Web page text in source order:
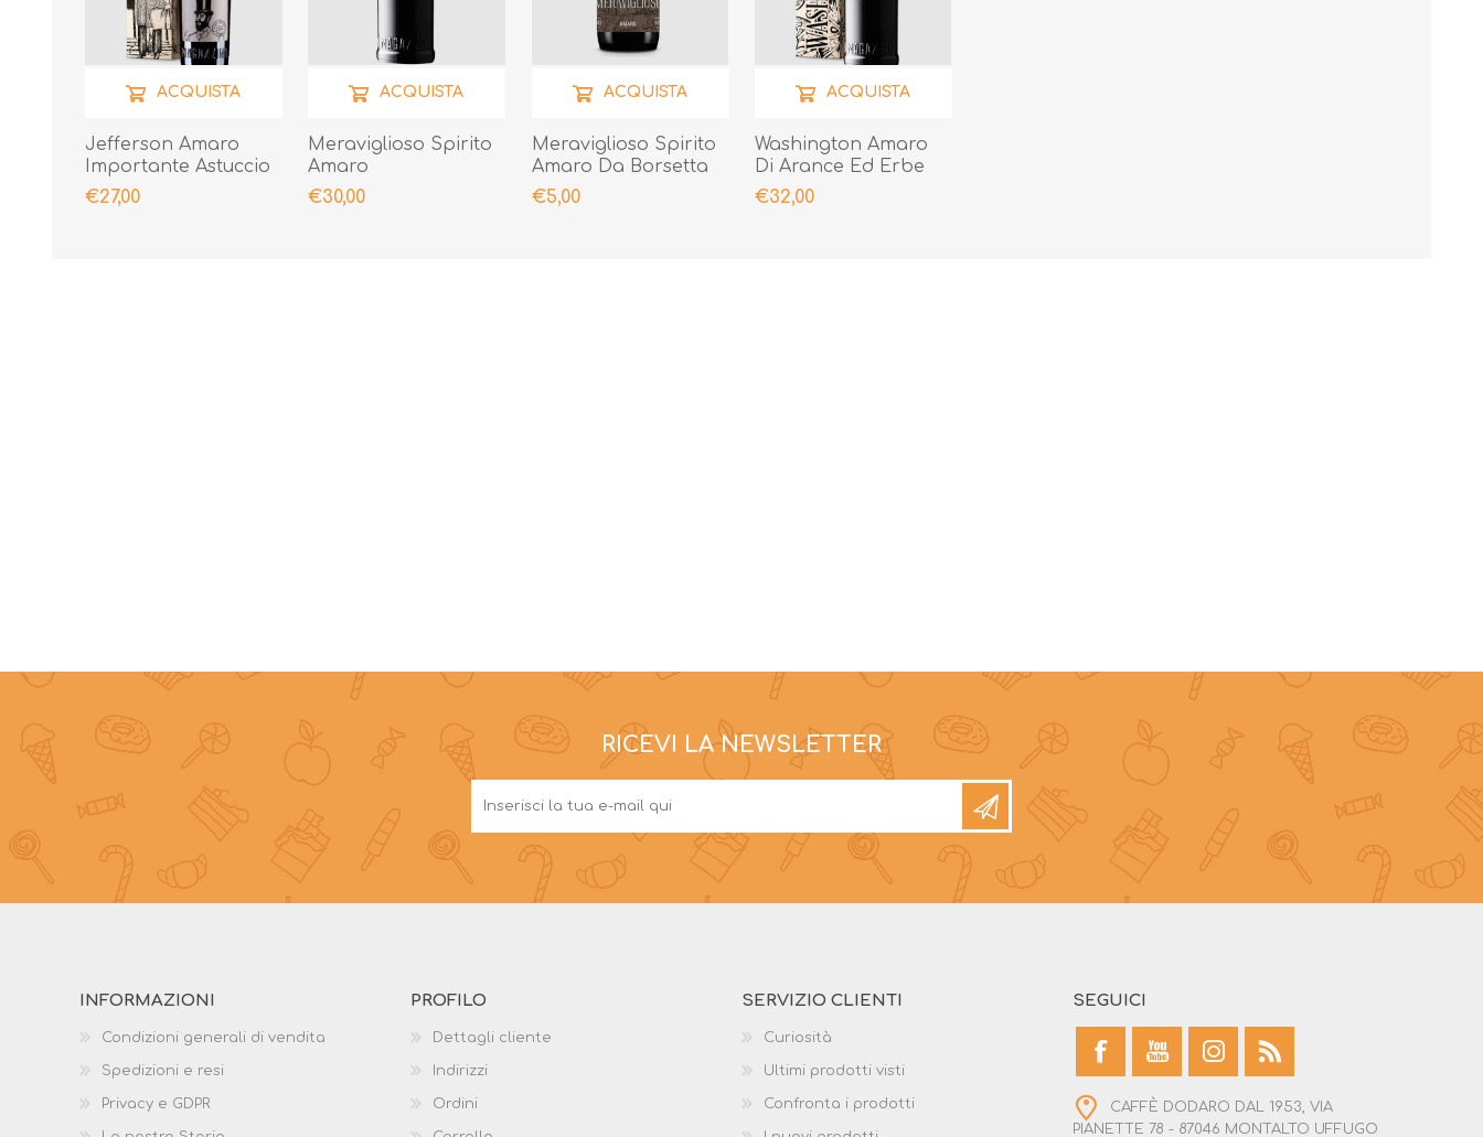
Jefferson Amaro
Importante Astuccio
€27,00
ACQUISTA
Meraviglioso Spirito
Amaro
€30,00
ACQUISTA
Meraviglioso Spirito
Amaro Da Borsetta
€5,00
ACQUISTA
Washington Amaro
Di Arance Ed Erbe
Amaricanti Astuccio
€32,00
ACQUISTA
RICEVI LA NEWSLETTER
INFORMAZIONI
Condizioni generali di vendita
Spedizioni e resi
Privacy e GDPR
PROFILO
Dettagli cliente
Indirizzi
Ordini
SERVIZIO CLIENTI
Curiosità
Ultimi prodotti visti
Confronta i prodotti
SEGUICI
CAFFÈ DODARO DAL 1953, VIA
PIANETTE 78 - 87046 MONTALTO UFFUGO